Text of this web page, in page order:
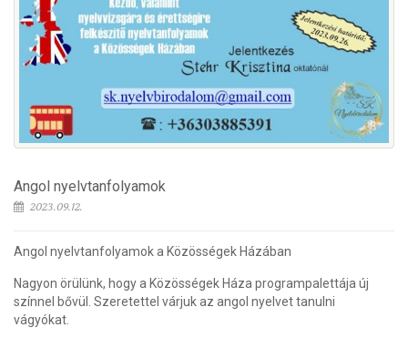
Angol nyelvtanfolyamok
2023.09.12.
Angol nyelvtanfolyamok a Közösségek Házában
Nagyon örülünk, hogy a Közösségek Háza programpalettája új
színnel bővül. Szeretettel várjuk az angol nyelvet tanulni
vágyókat.